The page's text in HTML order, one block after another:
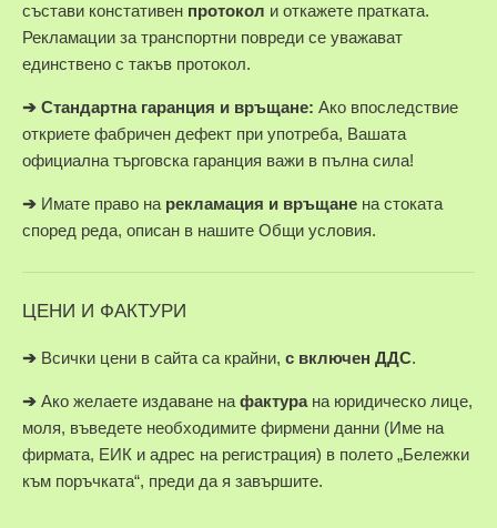
състави констативен протокол и откажете пратката.
Рекламации за транспортни повреди се уважават
единствено с такъв протокол.
➔ Стандартна гаранция и връщане: Ако впоследствие
откриете фабричен дефект при употреба, Вашата
официална търговска гаранция важи в пълна сила!
➔ Имате право на рекламация и връщане на стоката
според реда, описан в нашите Общи условия.
ЦЕНИ И ФАКТУРИ
➔ Всички цени в сайта са крайни, с включен ДДС.
➔ Ако желаете издаване на фактура на юридическо лице,
моля, въведете необходимите фирмени данни (Име на
фирмата, ЕИК и адрес на регистрация) в полето „Бележки
към поръчката“, преди да я завършите.